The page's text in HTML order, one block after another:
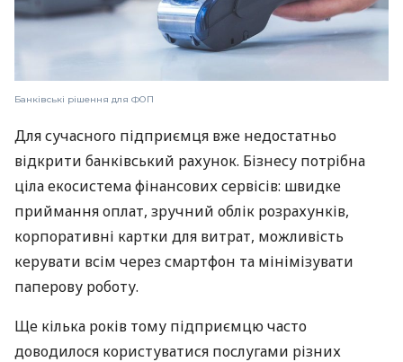
Банківські рішення для ФОП
Для сучасного підприємця вже недостатньо
відкрити банківський рахунок. Бізнесу потрібна
ціла екосистема фінансових сервісів: швидке
приймання оплат, зручний облік розрахунків,
корпоративні картки для витрат, можливість
керувати всім через смартфон та мінімізувати
паперову роботу.
Ще кілька років тому підприємцю часто
доводилося користуватися послугами різних